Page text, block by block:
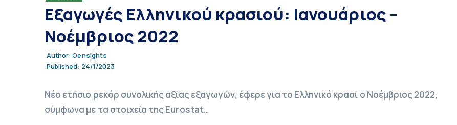
Εξαγωγές Ελληνικού κρασιού: Ιανουάριος –
Νοέμβριος 2022
Author: Oensights
Published: 24/1/2023
Νέο ετήσιο ρεκόρ συνολικής αξίας εξαγωγών, έφερε για το Ελληνικό κρασί ο Νοέμβριος 2022,
σύμφωνα με τα στοιχεία της Eurostat…